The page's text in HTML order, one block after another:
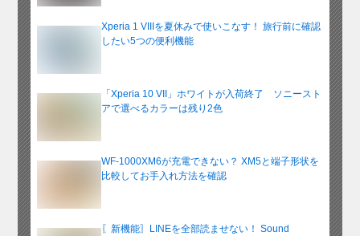
Xperia 1 VIIIを夏休みで使いこなす！ 旅行前に確認
したい5つの便利機能
「Xperia 10 VII」ホワイトが入荷終了 ソニースト
アで選べるカラーは残り2色
WF-1000XM6が充電できない？ XM5と端子形状を
比較してお手入れ方法を確認
〖新機能〗LINEを全部読ませない！ Sound